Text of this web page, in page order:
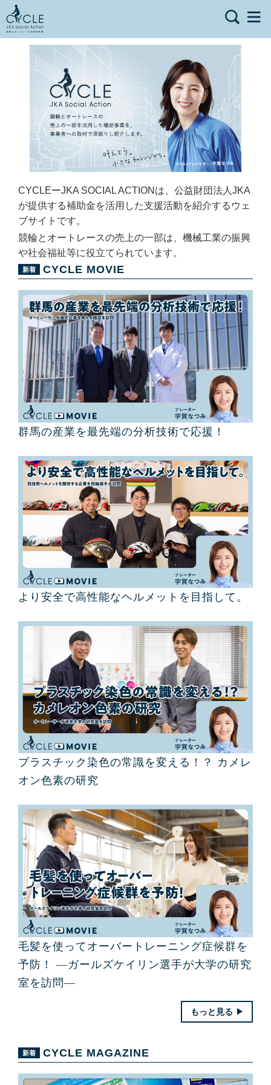
CYCLEーJKA SOCIAL ACTIONは、公益財団法人JKA
が提供する補助金を活用した支援活動を紹介するウェ
ブサイトです。
競輪とオートレースの売上の一部は、機械工業の振興
や社会福祉等に役立てられています。
CYCLE MOVIE
群馬の産業を最先端の分析技術で応援！
より安全で高性能なヘルメットを目指して。
プラスチック染色の常識を変える！？ カメレ
オン色素の研究
毛髪を使ってオーバートレーニング症候群を
予防！ ―ガールズケイリン選手が大学の研究
室を訪問―
もっと見る
CYCLE MAGAZINE